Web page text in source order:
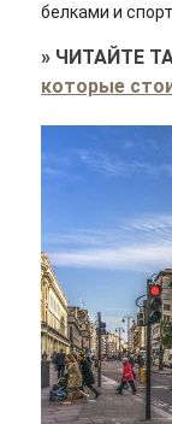
белками и
» ЧИТАЙТЕ
которые